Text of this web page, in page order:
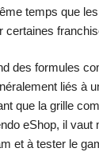
temps que
certaines
des formules
liés à
que la grille
eShop, il vaut
et à tester le